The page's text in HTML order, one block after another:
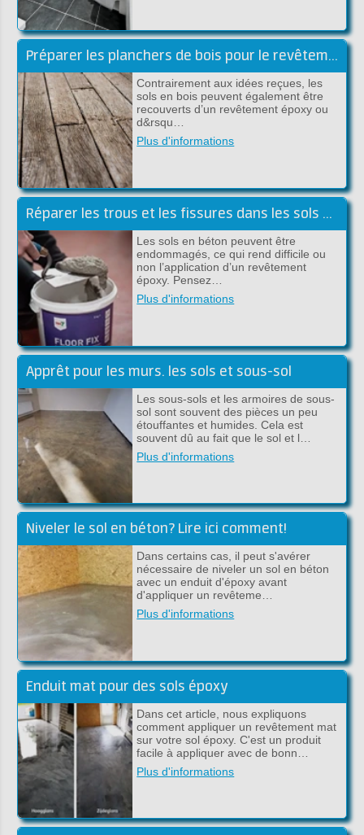
Préparer les planchers de bois pour le revêtement de sol époxy
Contrairement aux idées reçues, les
sols en bois peuvent également être
recouverts d’un revêtement époxy ou
d&rsqu…
Plus d'informations
Réparer les trous et les fissures dans les sols en ciment/béton
Les sols en béton peuvent être
endommagés, ce qui rend difficile ou
non l’application d’un revêtement
époxy. Pensez…
Plus d'informations
Apprêt pour les murs. les sols et sous-sol
Les sous-sols et les armoires de sous-
sol sont souvent des pièces un peu
étouffantes et humides. Cela est
souvent dû au fait que le sol et l…
Plus d'informations
Niveler le sol en béton? Lire ici comment!
Dans certains cas, il peut s'avérer
nécessaire de niveler un sol en béton
avec un enduit d'époxy avant
d'appliquer un revêteme…
Plus d'informations
Enduit mat pour des sols époxy
Dans cet article, nous expliquons
comment appliquer un revêtement mat
sur votre sol époxy. C'est un produit
facile à appliquer avec de bonn…
Plus d'informations